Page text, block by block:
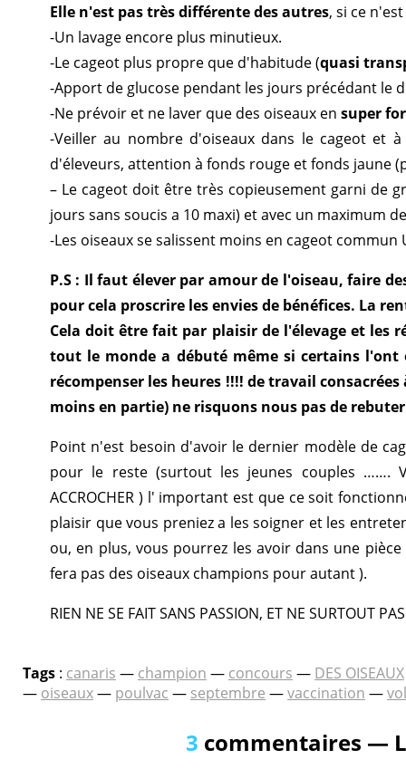
Elle n'est pas très différente des autres, si ce n'est
-Un lavage encore plus minutieux.
-Le cageot plus propre que d'habitude (quasi
-Apport de glucose pendant les jours précédant le
-Ne prévoir et ne laver que des oiseaux en super
-Veiller au nombre d'oiseaux dans le cageot et
d'éleveurs, attention à fonds rouge et fonds jaune
– Le cageot doit être très copieusement garni de
jours sans soucis a 10 maxi) et avec un maximum
-Les oiseaux se salissent moins en cageot
P.S : Il faut élever par amour de l'oiseau, faire
pour cela proscrire les envies de bénéfices. La
Cela doit être fait par plaisir de l'élevage et les
tout le monde a débuté même si certains
récompenser les heures !!!! de travail
moins en partie) ne risquons nous pas de
Point n'est besoin d'avoir le dernier modèle de
pour le reste (surtout les jeunes couples …….
ACCROCHER ) l' important est que ce soit
plaisir que vous preniez a les soigner et les
ou, en plus, vous pourrez les avoir dans une
fera pas des oiseaux champions pour autant ).
RIEN NE SE FAIT SANS PASSION, ET NE SURTOUT
Tags : canaris — champion — concours — DES OISEAUX
— oiseaux— poulvac — septembre —vaccination —vol
3 commentaires —